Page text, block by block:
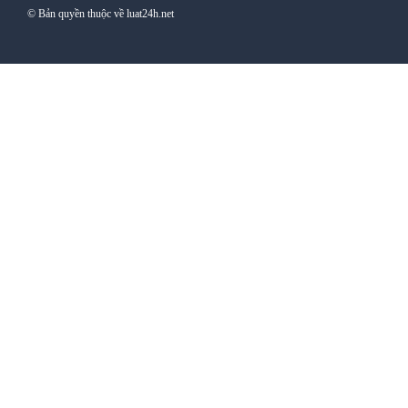
© Bản quyền thuộc về luat24h.net